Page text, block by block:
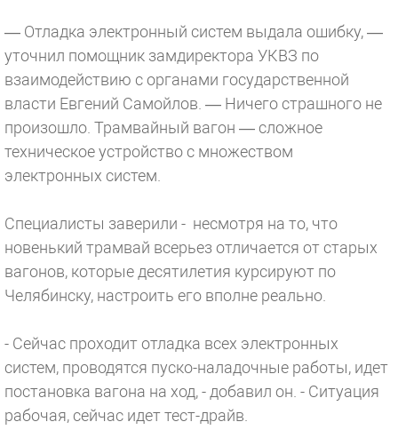
— Отладка электронный систем выдала ошибку, —
уточнил помощник замдиректора УКВЗ по
взаимодействию с органами государственной
власти Евгений Самойлов. — Ничего страшного не
произошло. Трамвайный вагон — сложное
техническое устройство с множеством
электронных систем.
Специалисты заверили - несмотря на то, что
новенький трамвай всерьез отличается от старых
вагонов, которые десятилетия курсируют по
Челябинску, настроить его вполне реально.
- Сейчас проходит отладка всех электронных
систем, проводятся пуско-наладочные работы, идет
постановка вагона на ход, - добавил он. - Ситуация
рабочая, сейчас идет тест-драйв.